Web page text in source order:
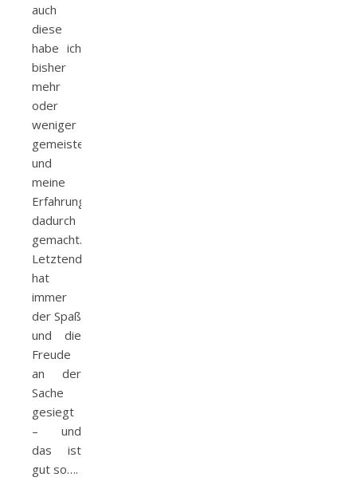
auch
diese
habe ich
bisher
mehr
oder
weniger
gemeistert
und
meine
Erfahrungen
dadurch
gemacht.
Letztendlich
hat
immer
der Spaß
und die
Freude
an der
Sache
gesiegt
– und
das ist
gut so….